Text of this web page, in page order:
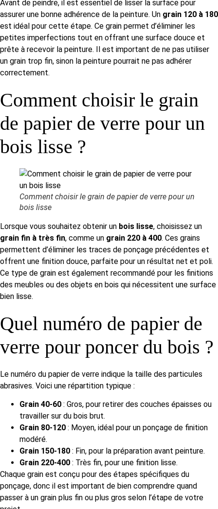
Avant de peindre, il est essentiel de lisser la surface pour
assurer une bonne adhérence de la peinture. Un grain 120 à 180
est idéal pour cette étape. Ce grain permet d’éliminer les
petites imperfections tout en offrant une surface douce et
prête à recevoir la peinture. Il est important de ne pas utiliser
un grain trop fin, sinon la peinture pourrait ne pas adhérer
correctement.
Comment choisir le grain
de papier de verre pour un
bois lisse ?
Comment choisir le grain de papier de verre pour un
bois lisse
Lorsque vous souhaitez obtenir un bois lisse, choisissez un
grain fin à très fin, comme un grain 220 à 400. Ces grains
permettent d’éliminer les traces de ponçage précédentes et
offrent une finition douce, parfaite pour un résultat net et poli.
Ce type de grain est également recommandé pour les finitions
des meubles ou des objets en bois qui nécessitent une surface
bien lisse.
Quel numéro de papier de
verre pour poncer du bois ?
Le numéro du papier de verre indique la taille des particules
abrasives. Voici une répartition typique :
Grain 40-60 : Gros, pour retirer des couches épaisses ou
travailler sur du bois brut.
Grain 80-120 : Moyen, idéal pour un ponçage de finition
modéré.
Grain 150-180 : Fin, pour la préparation avant peinture.
Grain 220-400 : Très fin, pour une finition lisse.
Chaque grain est conçu pour des étapes spécifiques du
ponçage, donc il est important de bien comprendre quand
passer à un grain plus fin ou plus gros selon l’étape de votre